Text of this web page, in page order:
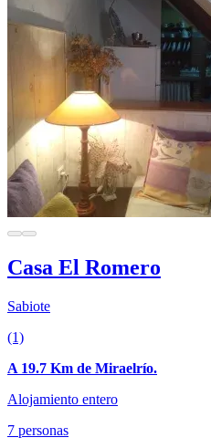
Casa El Romero
Sabiote
(1)
A 19.7 Km de Miraelrío.
Alojamiento entero
7 personas